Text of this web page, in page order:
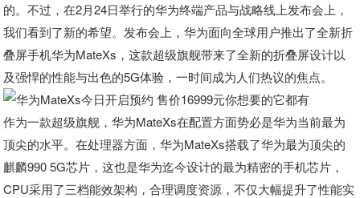
的。不过，在2月24日举行的华为终端产品与战略线上发布会上，
我们看到了新的希望。发布会上，华为面向全球用户推出了全新折
叠屏手机华为MateXs，这款超级旗舰带来了全新的折叠屏设计以
及强悍的性能与出色的5G体验，一时间成为人们热议的焦点。
作为一款超级旗舰，华为MateXs在配置方面势必是华为当前最为
顶尖的水平。在处理器方面，华为MateXs搭载了华为最为顶尖的
麒麟990 5G芯片，这也是华为迄今设计的最为精密的手机芯片，
CPU采用了三档能效架构，合理调度资源，不仅大幅提升了性能实